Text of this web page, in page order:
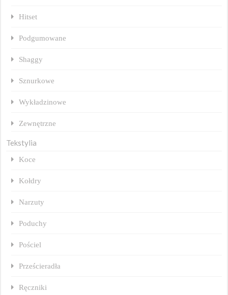
Hitset
Podgumowane
Shaggy
Sznurkowe
Wykładzinowe
Zewnętrzne
Tekstylia
Koce
Kołdry
Narzuty
Poduchy
Pościel
Prześcieradła
Ręczniki